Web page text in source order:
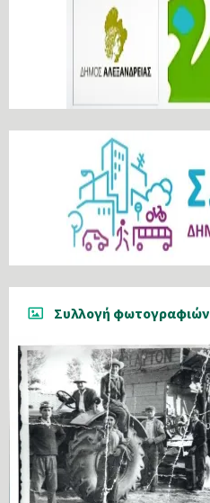
Συλλογή φωτογραφιών